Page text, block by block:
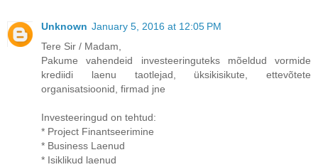
Unknown January 5, 2016 at 12:05 PM
Tere Sir / Madam,
Pakume vahendeid investeeringuteks mõeldud vormide
krediidi laenu taotlejad, üksikisikute, ettevõtete
organisatsioonid, firmad jne
Investeeringud on tehtud:
* Project Finantseerimine
* Business Laenud
* Isiklikud laenud